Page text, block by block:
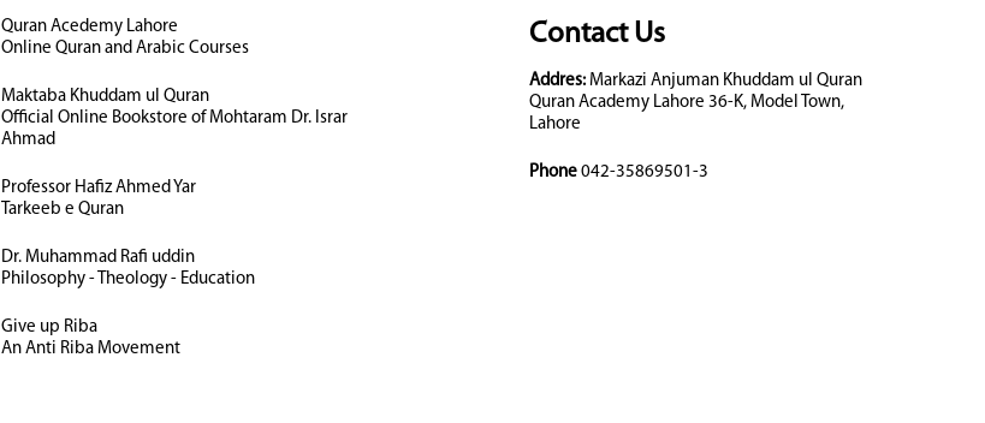
Contact Us
Addres:Markazi Anjuman Khuddam ul Quran
Quran Academy Lahore 36-K, Model Town,
Lahore
Phone 042-35869501-3
Quran Acedemy Lahore
Online Quran and Arabic Courses
Maktaba Khuddam ul Quran
Official Online Bookstore of Mohtaram Dr. Israr
Ahmad
Professor Hafiz Ahmed Yar
Tarkeeb e Quran
Dr. Muhammad Rafi uddin
Philosophy - Theology - Education
Give up Riba
An Anti Riba Movement